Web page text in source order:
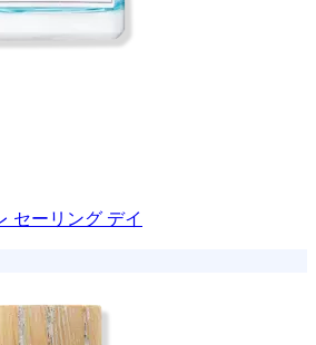
セーリング デイ